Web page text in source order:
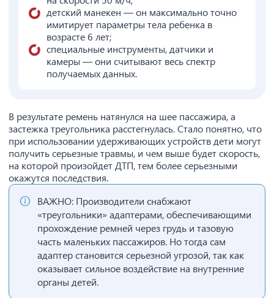
детский манекен — он максимально точно
имитирует параметры тела ребенка в
возрасте 6 лет;
специальные инструменты, датчики и
камеры — они считывают весь спектр
получаемых данных.
В результате ремень натянулся на шее пассажира, а
застежка треугольника расстегнулась. Стало понятно, что
при использовании удерживающих устройств дети могут
получить серьезные травмы, и чем выше будет скорость,
на которой произойдет ДТП, тем более серьезными
окажутся последствия.
ВАЖНО: Производители снабжают
«треугольники» адаптерами, обеспечивающими
прохождение ремней через грудь и тазовую
часть маленьких пассажиров. Но тогда сам
адаптер становится серьезной угрозой, так как
оказывает сильное воздействие на внутренние
органы детей.